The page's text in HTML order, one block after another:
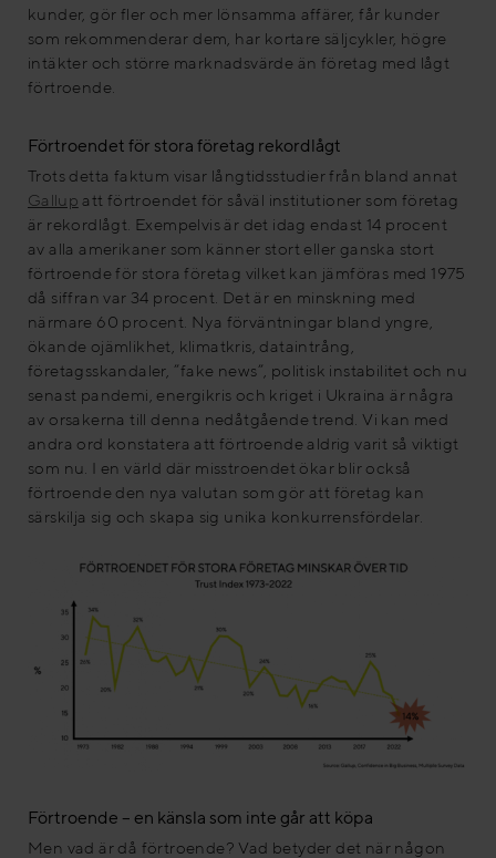
kunder, gör fler och mer lönsamma affärer, får kunder
som rekommenderar dem, har kortare säljcykler, högre
intäkter och större marknadsvärde än företag med lågt
förtroende.
Förtroendet för stora företag rekordlågt
Trots detta faktum visar långtidsstudier från bland annat
Gallup att förtroendet för såväl institutioner som företag
är rekordlågt. Exempelvis är det idag endast 14 procent
av alla amerikaner som känner stort eller ganska stort
förtroende för stora företag vilket kan jämföras med 1975
då siffran var 34 procent. Det är en minskning med
närmare 60 procent. Nya förväntningar bland yngre,
ökande ojämlikhet, klimatkris, dataintrång,
företagsskandaler, ”fake news”, politisk instabilitet och nu
senast pandemi, energikris och kriget i Ukraina är några
av orsakerna till denna nedåtgående trend. Vi kan med
andra ord konstatera att förtroende aldrig varit så viktigt
som nu. I en värld där misstroendet ökar blir också
förtroende den nya valutan som gör att företag kan
särskilja sig och skapa sig unika konkurrensfördelar.
Förtroende – en känsla som inte går att köpa
Men vad är då förtroende? Vad betyder det när någon